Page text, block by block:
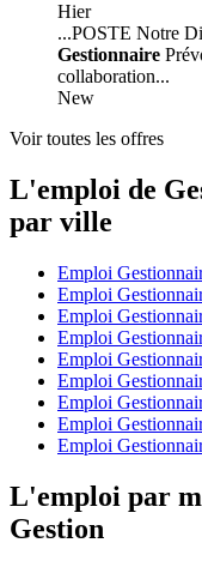
Hier
...POSTE Notre
Gestionnaire
collaboration...
New
Voir toutes les offres
L'emploi de
par ville
Emploi
Emploi
Emploi
Emploi
Emploi
Emploi
Emploi
Emploi
Emploi
L'emploi par
Gestion